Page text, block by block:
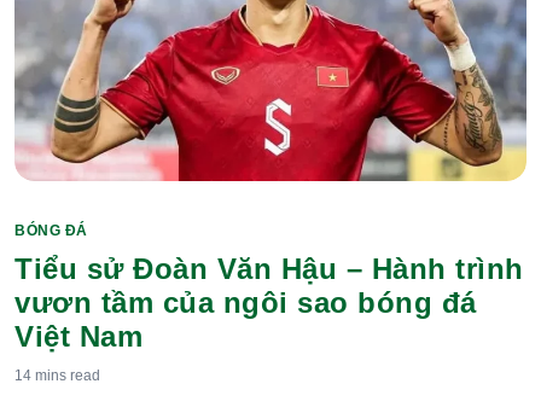
Categories
BÓNG ĐÁ
Tiểu sử Đoàn Văn Hậu – Hành trình
vươn tầm của ngôi sao bóng đá
Việt Nam
14 mins read